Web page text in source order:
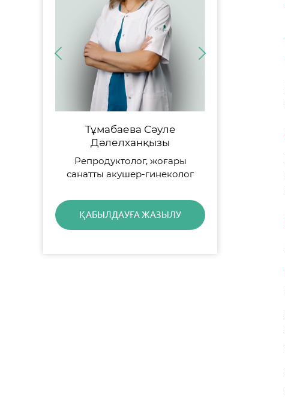
Тұмабаева Сәуле
Дәлелханқызы
Репродуктолог, жоғары
санатты акушер-гинеколог
ҚАБЫЛДАУҒА ЖАЗЫЛУ